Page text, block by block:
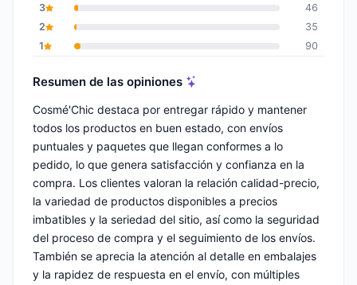
3
46
2
35
1
90
Resumen de las opiniones
Cosmé'Chic destaca por entregar rápido y mantener
todos los productos en buen estado, con envíos
puntuales y paquetes que llegan conformes a lo
pedido, lo que genera satisfacción y confianza en la
compra. Los clientes valoran la relación calidad-precio,
la variedad de productos disponibles a precios
imbatibles y la seriedad del sitio, así como la seguridad
del proceso de compra y el seguimiento de los envíos.
También se aprecia la atención al detalle en embalajes
y la rapidez de respuesta en el envío, con múltiples